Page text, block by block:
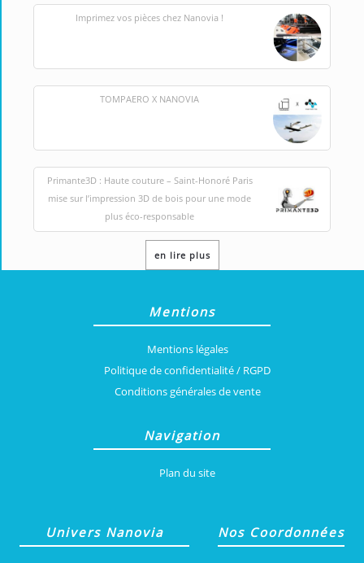
Imprimez vos pièces chez Nanovia !
TOMPAERO X NANOVIA
Primante3D : Haute couture – Saint-Honoré Paris
mise sur l’impression 3D de bois pour une mode
plus éco-responsable
en lire plus
Mentions
Mentions légales
Politique de confidentialité / RGPD
Conditions générales de vente
Navigation
Plan du site
Univers Nanovia Nos Coordonnées